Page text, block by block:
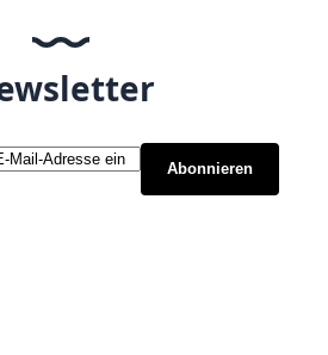
unseren Newsletter an:
Abonnieren